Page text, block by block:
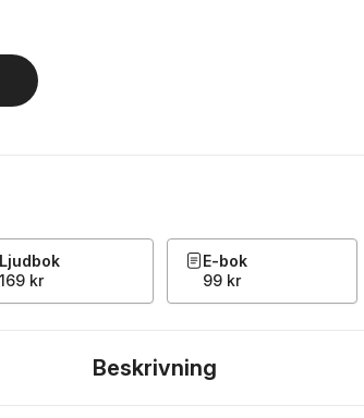
Ljudbok
169 kr
E-bok
99 kr
Beskrivning